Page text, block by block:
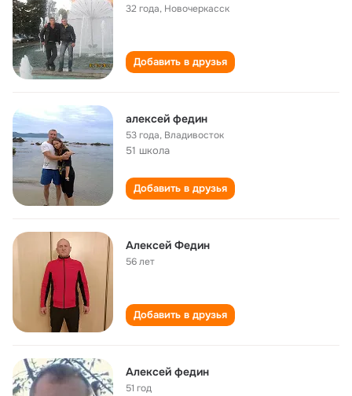
32 года, Новочеркасск
Добавить в друзья
алексей федин
53 года, Владивосток
51 школа
Добавить в друзья
Алексей Федин
56 лет
Добавить в друзья
Алексей федин
51 год